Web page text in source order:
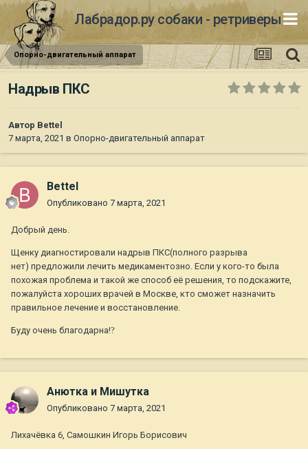
Лабрадор.ру собаки - ретриверы
Опорно-двигательный аппарат
Надрыв ПКС
Автор Bettel
7 марта, 2021 в Опорно-двигательный аппарат
Bettel
Опубликовано 7 марта, 2021
Добрый день.
Щенку диагностировали надрыв ПКС(полного разрыва
нет) предложили лечить медикаментозно. Если у кого-то была
похожая проблема и такой же способ её решения, то подскажите,
пожалуйста хороших врачей в Москве, кто сможет назначить
правильное лечение и восстановление.
Буду очень благодарна!?
Анютка и Мишутка
Опубликовано 7 марта, 2021
Лихачёвка 6, Самошкин Игорь Борисович